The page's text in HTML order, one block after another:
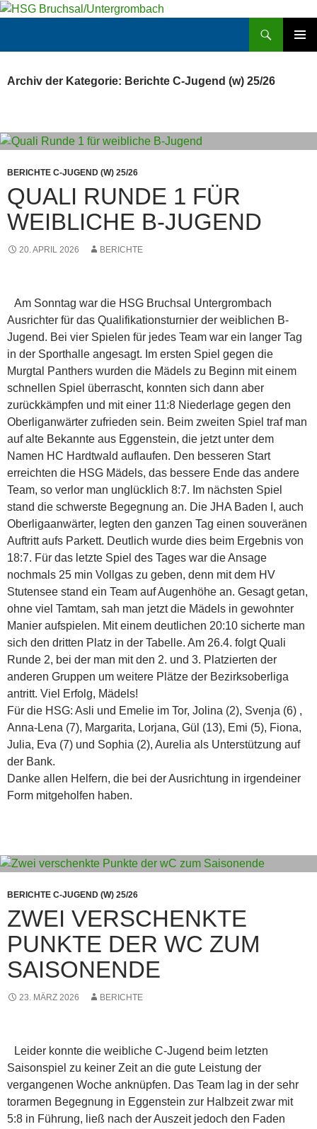
Zum
Archiv der Kategorie: Berichte C-Jugend (w) 25/26
BERICHTE C-JUGEND (W) 25/26
QUALI RUNDE 1 FÜR
WEIBLICHE B-JUGEND
20. APRIL 2026 BERICHTE
Am Sonntag war die HSG Bruchsal Untergrombach
Ausrichter für das Qualifikationsturnier der weiblichen B-
Jugend. Bei vier Spielen für jedes Team war ein langer Tag
in der Sporthalle angesagt. Im ersten Spiel gegen die
Murgtal Panthers wurden die Mädels zu Beginn mit einem
schnellen Spiel überrascht, konnten sich dann aber
zurückkämpfen und mit einer 11:8 Niederlage gegen den
Oberliganwärter zufrieden sein. Beim zweiten Spiel traf man
auf alte Bekannte aus Eggenstein, die jetzt unter dem
Namen HC Hardtwald auflaufen. Den besseren Start
erreichten die HSG Mädels, das bessere Ende das andere
Team, so verlor man unglücklich 8:7. Im nächsten Spiel
stand die schwerste Begegnung an. Die JHA Baden I, auch
Oberligaanwärter, legten den ganzen Tag einen souveränen
Auftritt aufs Parkett. Deutlich wurde dies beim Ergebnis von
18:7. Für das letzte Spiel des Tages war die Ansage
nochmals 25 min Vollgas zu geben, denn mit dem HV
Stutensee stand ein Team auf Augenhöhe an. Gesagt getan,
ohne viel Tamtam, sah man jetzt die Mädels in gewohnter
Manier aufspielen. Mit einem deutlichen 20:10 sicherte man
sich den dritten Platz in der Tabelle. Am 26.4. folgt Quali
Runde 2, bei der man mit den 2. und 3. Platzierten der
anderen Gruppen um weitere Plätze der Bezirksoberliga
antritt. Viel Erfolg, Mädels!
Für die HSG: Asli und Emelie im Tor, Jolina (2), Svenja (6) ,
Anna-Lena (7), Margarita, Lorjana, Gül (13), Emi (5), Fiona,
Julia, Eva (7) und Sophia (2), Aurelia als Unterstützung auf
der Bank.
Danke allen Helfern, die bei der Ausrichtung in irgendeiner
Form mitgeholfen haben.
BERICHTE C-JUGEND (W) 25/26
ZWEI VERSCHENKTE
PUNKTE DER WC ZUM
SAISONENDE
23. MÄRZ 2026 BERICHTE
Leider konnte die weibliche C-Jugend beim letzten
Saisonspiel zu keiner Zeit an die gute Leistung der
vergangenen Woche anknüpfen. Das Team lag in der sehr
torarmen Begegnung in Eggenstein zur Halbzeit zwar mit
5:8 in Führung, ließ nach der Auszeit jedoch den Faden